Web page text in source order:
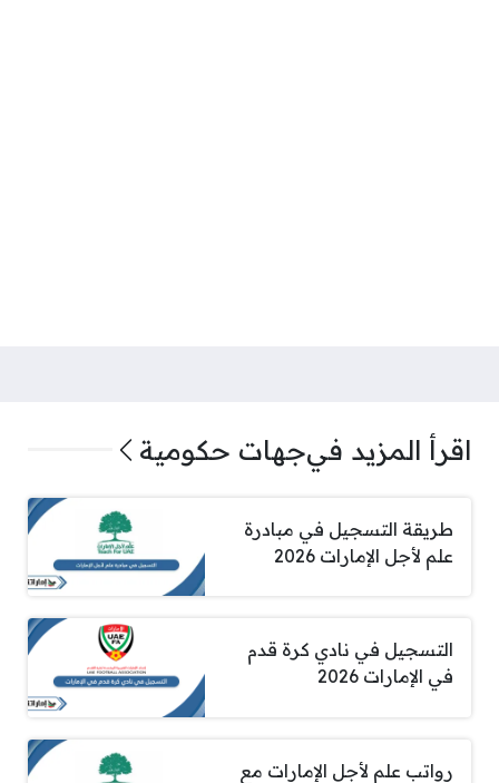
اقرأ المزيد فيجهات حكومية
طريقة التسجيل في مبادرة
علم لأجل الإمارات 2026
التسجيل في نادي كرة قدم
في الإمارات 2026
رواتب علم لأجل الإمارات مع